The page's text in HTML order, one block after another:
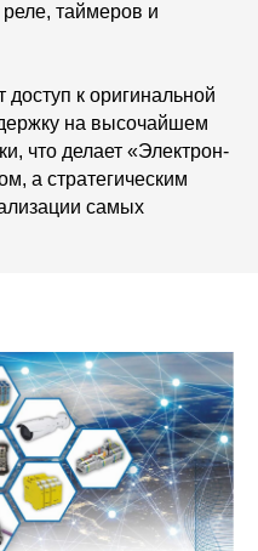
таймеров и
доступ к оригинальной
на высочайшем
что делает «Электрон-
а стратегическим
самых